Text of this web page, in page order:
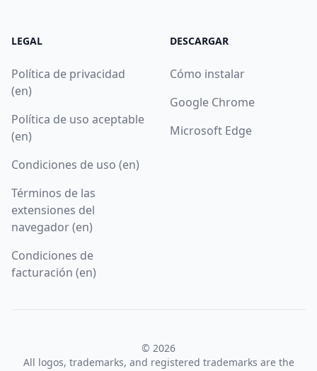
LEGAL
Política de privacidad
(en)
Política de uso aceptable
(en)
Condiciones de uso (en)
Términos de las
extensiones del
navegador (en)
Condiciones de
facturación (en)
DESCARGAR
Cómo instalar
Google Chrome
Microsoft Edge
© 2026
All logos, trademarks, and registered trademarks are the